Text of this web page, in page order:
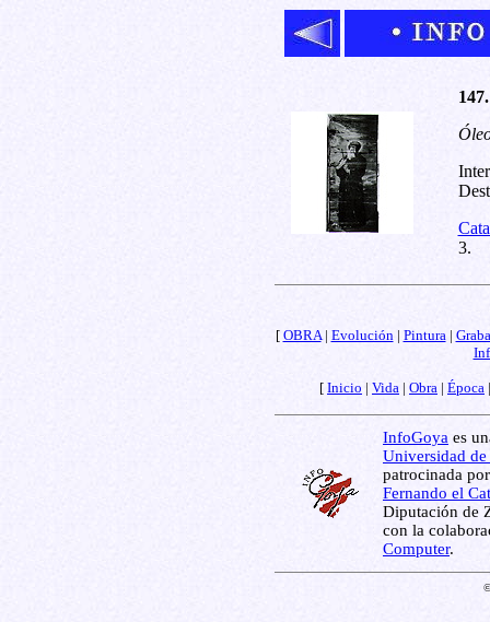
3.
[ OBRA| Evolución| Pintura|
[ Inicio | Vida | Obra | Época
InfoGoya es
Universidad de
patrocinada
Fernando el
Diputación de
con la
Computer.